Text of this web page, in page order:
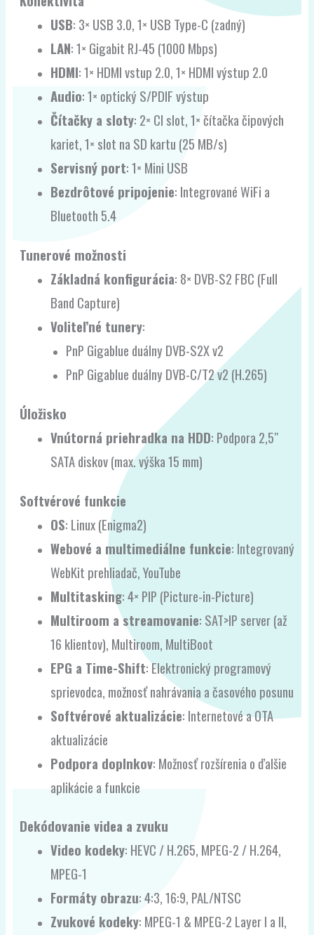
USB: 3× USB 3.0, 1× USB Type-C (zadný)
LAN: 1× Gigabit RJ-45 (1000 Mbps)
HDMI: 1× HDMI vstup 2.0, 1× HDMI výstup 2.0
Audio: 1× optický S/PDIF výstup
Čítačky a sloty: 2× CI slot, 1× čítačka čipových
kariet, 1× slot na SD kartu (25 MB/s)
Servisný port: 1× Mini USB
Bezdrôtové pripojenie: Integrované WiFi a
Bluetooth 5.4
Tunerové možnosti
Základná konfigurácia: 8× DVB-S2 FBC (Full
Band Capture)
Voliteľné tunery:
PnP Gigablue duálny DVB-S2X v2
PnP Gigablue duálny DVB-C/T2 v2 (H.265)
Úložisko
Vnútorná priehradka na HDD: Podpora 2,5″
SATA diskov (max. výška 15 mm)
Softvérové funkcie
OS: Linux (Enigma2)
Webové a multimediálne funkcie: Integrovaný
WebKit prehliadač, YouTube
Multitasking: 4× PIP (Picture-in-Picture)
Multiroom a streamovanie: SAT>IP server (až
16 klientov), Multiroom, MultiBoot
EPG a Time-Shift: Elektronický programový
sprievodca, možnosť nahrávania a časového posunu
Softvérové aktualizácie: Internetové a OTA
aktualizácie
Podpora doplnkov: Možnosť rozšírenia o ďalšie
aplikácie a funkcie
Dekódovanie videa a zvuku
Video kodeky: HEVC / H.265, MPEG-2 / H.264,
MPEG-1
Formáty obrazu: 4:3, 16:9, PAL/NTSC
Zvukové kodeky: MPEG-1 & MPEG-2 Layer I a II,